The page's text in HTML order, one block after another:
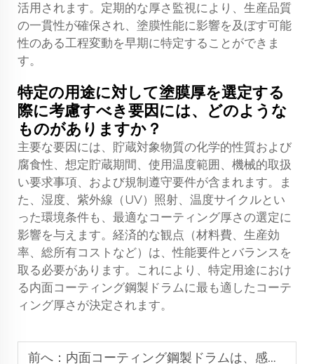
活用されます。定期的な厚さ監視により、生産品質
の一貫性が確保され、塗膜性能に影響を及ぼす可能
性のある工程変動を早期に特定することができま
す。
特定の用途に対して塗膜厚を選定する
際に考慮すべき要因には、どのような
ものがありますか？
主要な要因には、貯蔵対象物質の化学的性質および
腐食性、想定貯蔵期間、使用温度範囲、機械的取扱
い要求事項、および規制遵守要件が含まれます。ま
た、湿度、紫外線（UV）照射、温度サイクルとい
った環境条件も、最適なコーティング厚さの選定に
影響を与えます。経済的な観点（材料費、生産効
率、総所有コストなど）は、性能要件とバランスを
取る必要があります。これにより、特定用途におけ
る内面コーティング鋼製ドラムに最も適したコーテ
ィング厚さが決定されます。
前へ： 内面コーティング鋼製ドラムは、感光性・反応性の高い物質に対してなぜ優れた保護性能を発揮するのか？